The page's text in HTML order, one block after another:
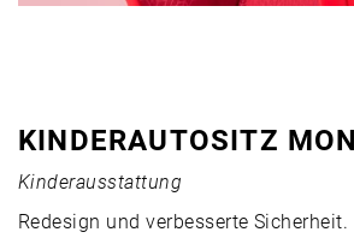
KINDERAUTOSITZ
Kinderausstattung
Redesign und verbesserte